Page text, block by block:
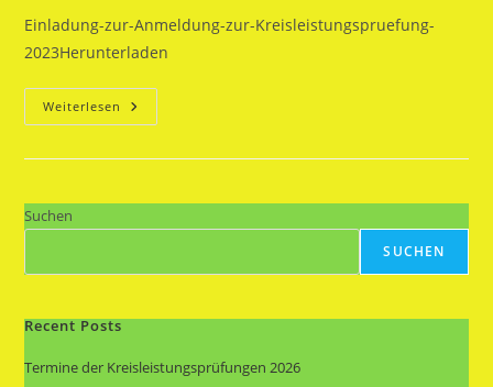
Einladung-zur-Anmeldung-zur-Kreisleistungspruefung-
2023Herunterladen
Weiterlesen Einladung
Zur
Suchen
SUCHEN
Recent Posts
Termine der Kreisleistungsprüfungen 2026